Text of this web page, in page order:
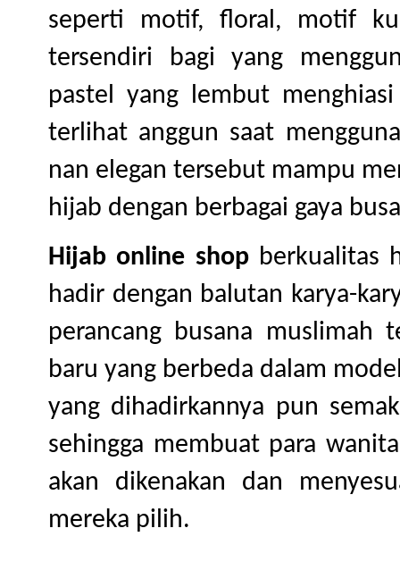
seperti motif, floral, motif
tersendiri bagi yang
pastel yang lembut
terlihat anggun saat
nan elegan tersebut mampu
hijab dengan berbagai gaya
Hijab online shopberkualitas
hadir dengan balutan karya-
perancang busana muslimah
baru yang berbeda dalam
yang dihadirkannya pun
sehingga membuat para
akan dikenakan dan
mereka pilih.